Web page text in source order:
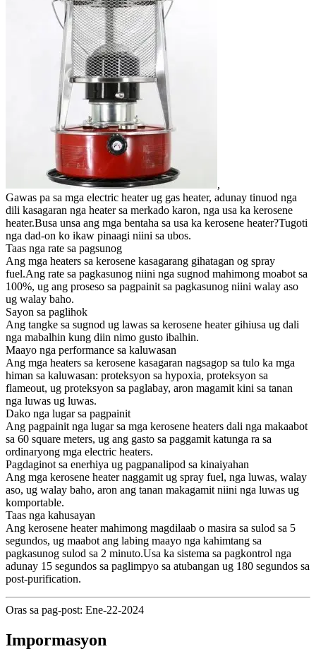
,
Gawas pa sa mga electric heater ug gas heater, adunay tinuod nga
dili kasagaran nga heater sa merkado karon, nga usa ka kerosene
heater.Busa unsa ang mga bentaha sa usa ka kerosene heater?Tugoti
nga dad-on ko ikaw pinaagi niini sa ubos.
Taas nga rate sa pagsunog
Ang mga heaters sa kerosene kasagarang gihatagan og spray
fuel.Ang rate sa pagkasunog niini nga sugnod mahimong moabot sa
100%, ug ang proseso sa pagpainit sa pagkasunog niini walay aso
ug walay baho.
Sayon sa paglihok
Ang tangke sa sugnod ug lawas sa kerosene heater gihiusa ug dali
nga mabalhin kung diin nimo gusto ibalhin.
Maayo nga performance sa kaluwasan
Ang mga heaters sa kerosene kasagaran nagsagop sa tulo ka mga
himan sa kaluwasan: proteksyon sa hypoxia, proteksyon sa
flameout, ug proteksyon sa paglabay, aron magamit kini sa tanan
nga luwas ug luwas.
Dako nga lugar sa pagpainit
Ang pagpainit nga lugar sa mga kerosene heaters dali nga makaabot
sa 60 square meters, ug ang gasto sa paggamit katunga ra sa
ordinaryong mga electric heaters.
Pagdaginot sa enerhiya ug pagpanalipod sa kinaiyahan
Ang mga kerosene heater naggamit ug spray fuel, nga luwas, walay
aso, ug walay baho, aron ang tanan makagamit niini nga luwas ug
komportable.
Taas nga kahusayan
Ang kerosene heater mahimong magdilaab o masira sa sulod sa 5
segundos, ug maabot ang labing maayo nga kahimtang sa
pagkasunog sulod sa 2 minuto.Usa ka sistema sa pagkontrol nga
adunay 15 segundos sa paglimpyo sa atubangan ug 180 segundos sa
post-purification.
Oras sa pag-post: Ene-22-2024
Impormasyon